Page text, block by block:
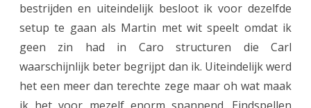
bestrijden en uiteindelijk besloot ik voor dezelfde
setup te gaan als Martin met wit speelt omdat ik
geen zin had in Caro structuren die Carl
waarschijnlijk beter begrijpt dan ik. Uiteindelijk werd
het een meer dan terechte zege maar oh wat maak